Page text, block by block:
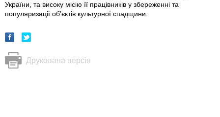
України, та високу місію її працівників у збереженні та
популяризації об’єктів культурної спадщини.
Друкована версія